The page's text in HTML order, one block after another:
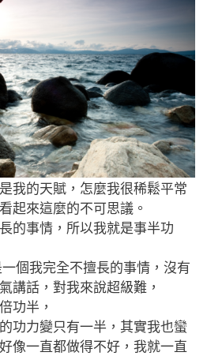
我的天賦，怎麼我很稀鬆平常
起來這麼的不可思議。
的事情，所以我就是事半功
個我完全不擅長的事情，沒有
講話，對我來說超級難，
功半 ，
功力變只有一半，其實我也蠻
像一直都做得不好，我就一直